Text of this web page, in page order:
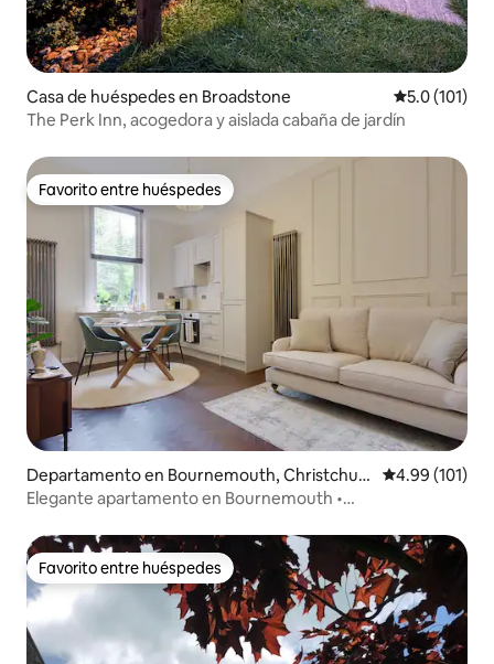
Casa de huéspedes en Broadstone Calificación
5.0 (101)
The Perk Inn, acogedora y aislada cabaña de jardín
Favorito entre huéspedes
Favorito entre huéspedes
Departamento en Bournemouth, Christchurc
h and Poole
Calificación
4.99 (101)
Elegante apartamento en Bournemouth •
Favorito entre huéspedes
Favorito entre huéspedes